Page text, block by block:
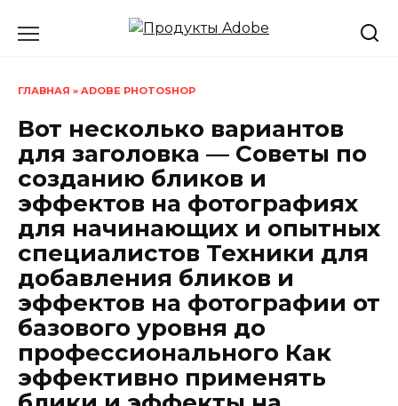
ГЛАВНАЯ » ADOBE PHOTOSHOP
Вот несколько вариантов
для заголовка — Советы по
созданию бликов и
эффектов на фотографиях
для начинающих и опытных
специалистов Техники для
добавления бликов и
эффектов на фотографии от
базового уровня до
профессионального Как
эффективно применять